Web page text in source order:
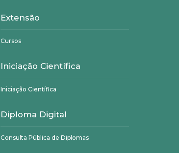
Extensão
Cursos
Iniciação Científica
Iniciação Científica
Diploma Digital
Consulta Pública de Diplomas